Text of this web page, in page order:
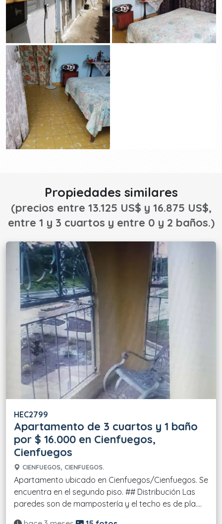
Propiedades similares
(precios entre 13.125 US$ y 16.875 US$,
entre 1 y 3 cuartos y entre 0 y 2 baños.)
HEC2799
Apartamento de 3 cuartos y 1 baño
por $ 16.000 en Cienfuegos,
Cienfuegos
CIENFUEGOS, CIENFUEGOS.
Apartamento ubicado en Cienfuegos/Cienfuegos. Se
encuentra en el segundo piso. ## Distribución Las
paredes son de mampostería y el techo es de pla....